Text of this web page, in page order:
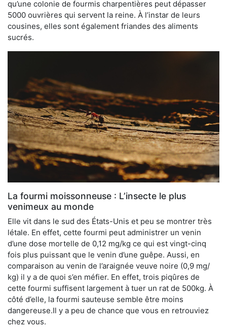
qu’une colonie de fourmis charpentières peut dépasser
5000 ouvrières qui servent la reine. À l’instar de leurs
cousines, elles sont également friandes des aliments
sucrés.
La fourmi moissonneuse : L’insecte le plus
venimeux au monde
Elle vit dans le sud des États-Unis et peu se montrer très
létale. En effet, cette fourmi peut administrer un venin
d’une dose mortelle de 0,12 mg/kg ce qui est vingt-cinq
fois plus puissant que le venin d’une guêpe. Aussi, en
comparaison au venin de l’araignée veuve noire (0,9 mg/
kg) il y a de quoi s’en méfier. En effet, trois piqûres de
cette fourmi suffisent largement à tuer un rat de 500kg. À
côté d’elle, la fourmi sauteuse semble être moins
dangereuse.Il y a peu de chance que vous en retrouviez
chez vous.